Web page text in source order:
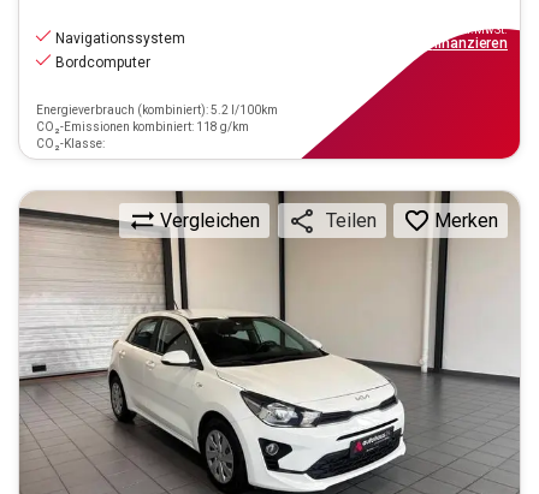
Navigationssystem
Bordcomputer
Energieverbrauch (kombiniert): 5.2 l/100km
CO₂-Emissionen kombiniert: 118 g/km
CO₂-Klasse:
inkl.MwSt.
finanzieren
Vergleichen Teilen Merken